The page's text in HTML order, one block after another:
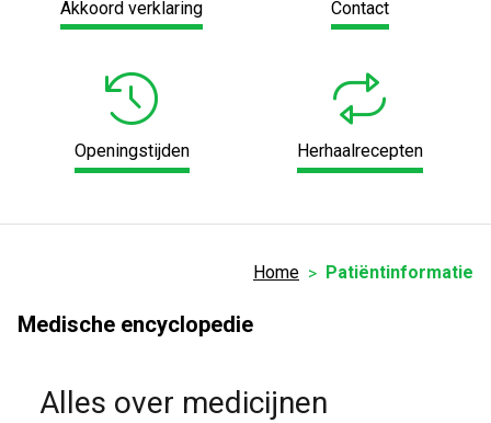
Akkoord verklaring Contact
Openingstijden Herhaalrecepten
Home Patiëntinformatie
Medische encyclopedie
Alles over medicijnen